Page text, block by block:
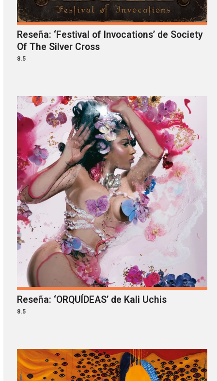
Reseña: ‘Festival of Invocations’ de Society
Of The Silver Cross
8.5
Reseña: ‘ORQUÍDEAS’ de Kali Uchis
8.5